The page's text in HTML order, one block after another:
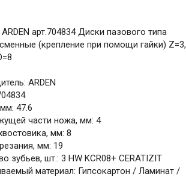
ARDEN арт.704834 Диски пазового типа
(крепление при помощи гайки) Z=3,
ARDEN
47.6
части ножа, мм: 4
мм: 8
мм: 19
зубьев, шт.: 3 HW KCR08+ CERATIZIT
материал: Гипсокартон / Ламинат /